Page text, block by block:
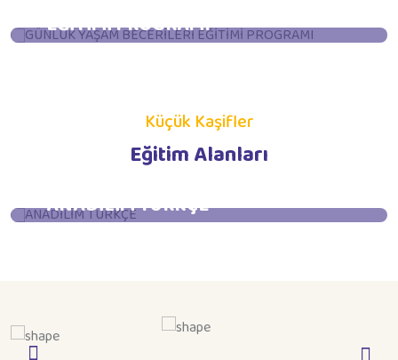
EĞİTİMİ PROGRAMI
Küçük Kaşifler
Eğitim Alanları
ANADİLİM TÜRKÇE